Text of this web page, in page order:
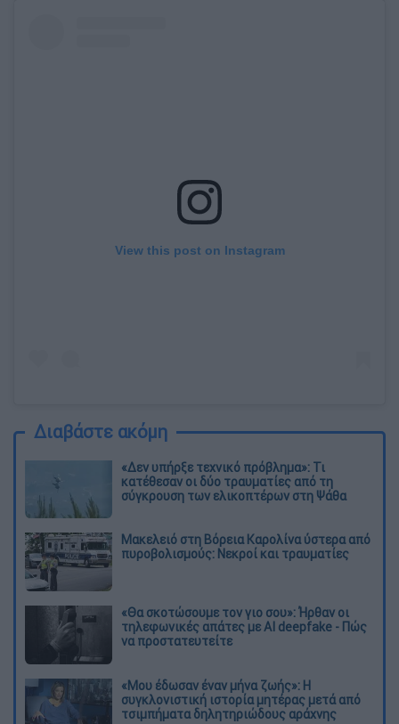
View this post on Instagram
Διαβάστε ακόμη
«Δεν υπήρξε τεχνικό πρόβλημα»: Τι
κατέθεσαν οι δύο τραυματίες από τη
σύγκρουση των ελικοπτέρων στη Ψάθα
Μακελειό στη Βόρεια Καρολίνα ύστερα από
πυροβολισμούς: Νεκροί και τραυματίες
«Θα σκοτώσουμε τον γιο σου»: Ήρθαν οι
τηλεφωνικές απάτες με AI deepfake - Πώς
να προστατευτείτε
«Μου έδωσαν έναν μήνα ζωής»: Η
συγκλονιστική ιστορία μητέρας μετά από
τσιμπήματα δηλητηριώδους αράχνης